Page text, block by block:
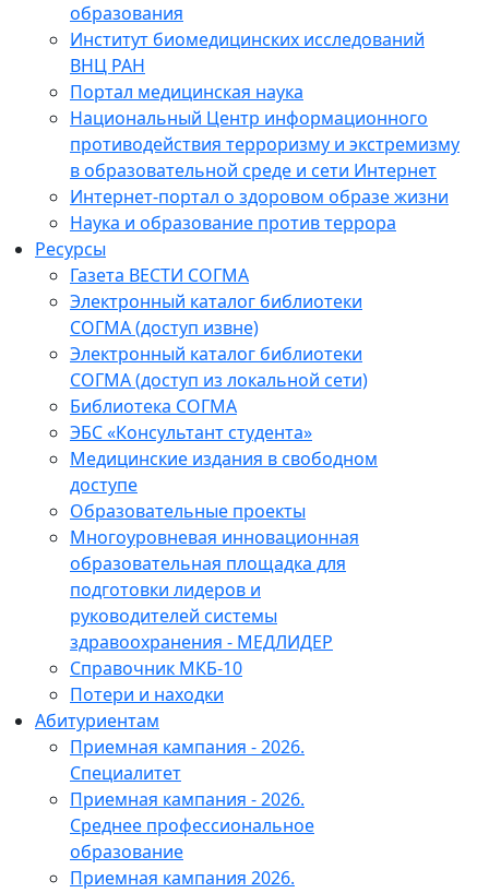
образования
Институт биомедицинских исследований
ВНЦ РАН
Портал медицинская наука
Национальный Центр информационного
противодействия терроризму и экстремизму
в образовательной среде и сети Интернет
Интернет-портал о здоровом образе жизни
Наука и образование против террора
Ресурсы
Газета ВЕСТИ СОГМА
Электронный каталог библиотеки
СОГМА (доступ извне)
Электронный каталог библиотеки
СОГМА (доступ из локальной сети)
Библиотека СОГМА
ЭБС «Консультант студента»
Медицинские издания в свободном
доступе
Образовательные проекты
Многоуровневая инновационная
образовательная площадка для
подготовки лидеров и
руководителей системы
здравоохранения - МЕДЛИДЕР
Справочник МКБ-10
Потери и находки
Абитуриентам
Приемная кампания - 2026.
Специалитет
Приемная кампания - 2026.
Среднее профессиональное
образование
Приемная кампания 2026.